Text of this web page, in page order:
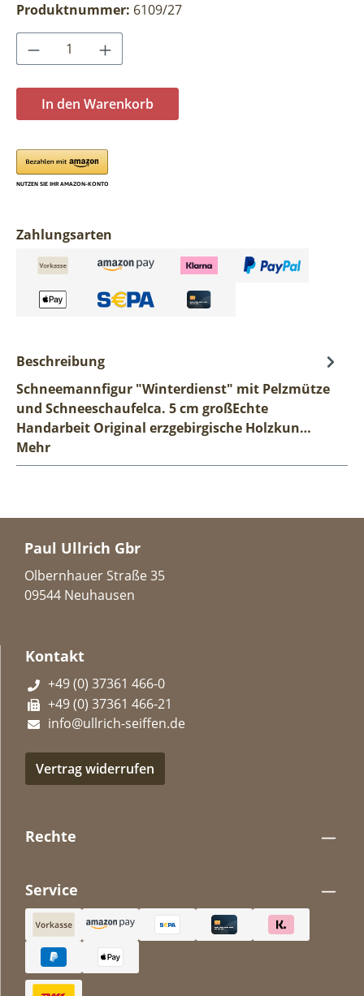
Produktnummer: 6109/27
Produkt Anzahl: Gib den gewünschten
In den Warenkorb
Zahlungsarten
Beschreibung
Schneemannfigur "Winterdienst" mit Pelzmütze
und Schneeschaufelca. 5 cm großEchte
Handarbeit Original erzgebirgische Holzkun…
Mehr
Paul Ullrich Gbr
Olbernhauer Straße 35
09544 Neuhausen
Kontakt
+49 (0) 37361 466-0
+49 (0) 37361 466-21
info@ullrich-seiffen.de
Vertrag widerrufen
Rechte
Service